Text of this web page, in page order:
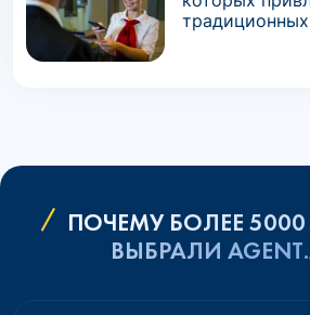
ПОЧЕМУ БОЛЕЕ
ВЫБРАЛИ